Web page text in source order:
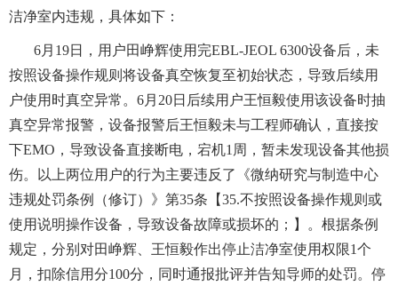
洁净室内违规，具体如下：
6月19日，用户田峥辉使用完EBL-JEOL 6300设备后，未
按照设备操作规则将设备真空恢复至初始状态，导致后续用
户使用时真空异常。6月20日后续用户王恒毅使用该设备时抽
真空异常报警，设备报警后王恒毅未与工程师确认，直接按
下EMO，导致设备直接断电，宕机1周，暂未发现设备其他损
伤。以上两位用户的行为主要违反了《微纳研究与制造中心
违规处罚条例（修订）》第35条【35.不按照设备操作规则或
使用说明操作设备，导致设备故障或损坏的；】。根据条例
规定，分别对田峥辉、王恒毅作出停止洁净室使用权限1个
月，扣除信用分100分，同时通报批评并告知导师的处罚。停